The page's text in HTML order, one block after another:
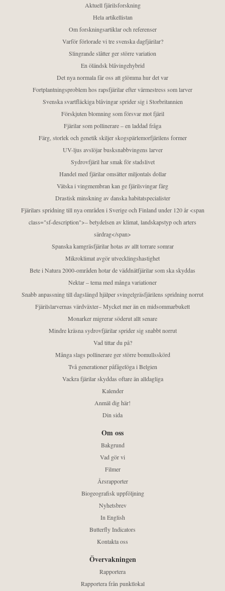
Aktuell fjärilsforskning
Hela artikellistan
Om forskningsartiklar och referenser
Varför förlorade vi tre svenska dagfjärilar?
Slingrande slåtter ger större variation
En öländsk blåvingehybrid
Det nya normala får oss att glömma hur det var
Fortplantningsproblem hos rapsfjärilar efter värmestress som larver
Svenska svartfläckiga blåvingar sprider sig i Storbritannien
Förskjuten blomning som försvar mot fjäril
Fjärilar som pollinerare – en laddad fråga
Färg, storlek och genetik skiljer skogspärlemorfjärilens former
UV-ljus avslöjar busksnabbvingens larver
Sydrovfjäril har smak för stadslivet
Handel med fjärilar omsätter miljontals dollar
Vätska i vingmembran kan ge fjärilsvingar färg
Drastisk minskning av danska habitatspecialister
Fjärilars spridning till nya områden i Sverige och Finland under 120 år <span
class="sf-description">– betydelsen av klimat, landskapstyp och arters
särdrag</span>
Spanska kamgräsfjärilar hotas av allt torrare somrar
Mikroklimat avgör utvecklingshastighet
Bete i Natura 2000-områden hotar de väddnätfjärilar som ska skyddas
Nektar – tema med många variationer
Snabb anpassning till dagslängd hjälper svingelgräsfjärilens spridning norrut
Fjärilslarvernas värdväxter– Mycket mer än en midsommarbukett
Monarker migrerar söderut allt senare
Mindre kräsna sydrovfjärilar sprider sig snabbt norrut
Vad tittar du på?
Många slags pollinerare ger större bomullsskörd
Två generationer påfågelöga i Belgien
Vackra fjärilar skyddas oftare än alldagliga
Kalender
Anmäl dig här!
Din sida
Om oss
Bakgrund
Vad gör vi
Filmer
Årsrapporter
Biogeografisk uppföljning
Nyhetsbrev
In English
Butterfly Indicators
Kontakta oss
Övervakningen
Rapportera
Rapportera från punktlokal